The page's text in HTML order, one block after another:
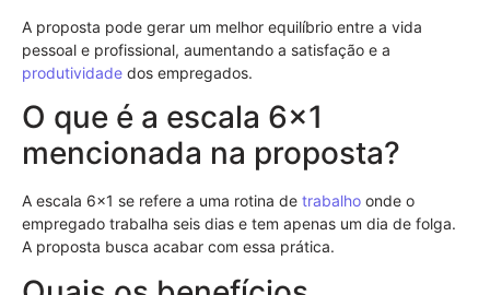
A proposta pode gerar um melhor equilíbrio entre a vida
pessoal e profissional, aumentando a satisfação e a
produtividade dos empregados.
O que é a escala 6×1
mencionada na proposta?
A escala 6×1 se refere a uma rotina de trabalho onde o
empregado trabalha seis dias e tem apenas um dia de folga.
A proposta busca acabar com essa prática.